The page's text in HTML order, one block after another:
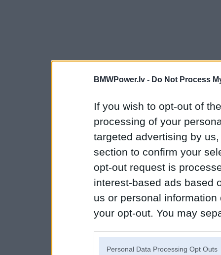
BMWPower.lv - Do Not Process
If you wish to opt-out of
processing of your
targeted advertising by
section to confirm your
opt-out request is
interest-based ads based
us or personal
your opt-out. You may
Personal Data Processing Opt Outs